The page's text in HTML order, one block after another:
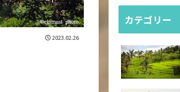
2023.02.26
カテゴリー